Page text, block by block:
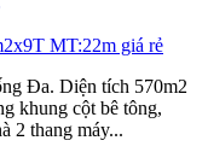
Đa. Diện tích 570m2
khung cột bê tông,
2 thang máy...